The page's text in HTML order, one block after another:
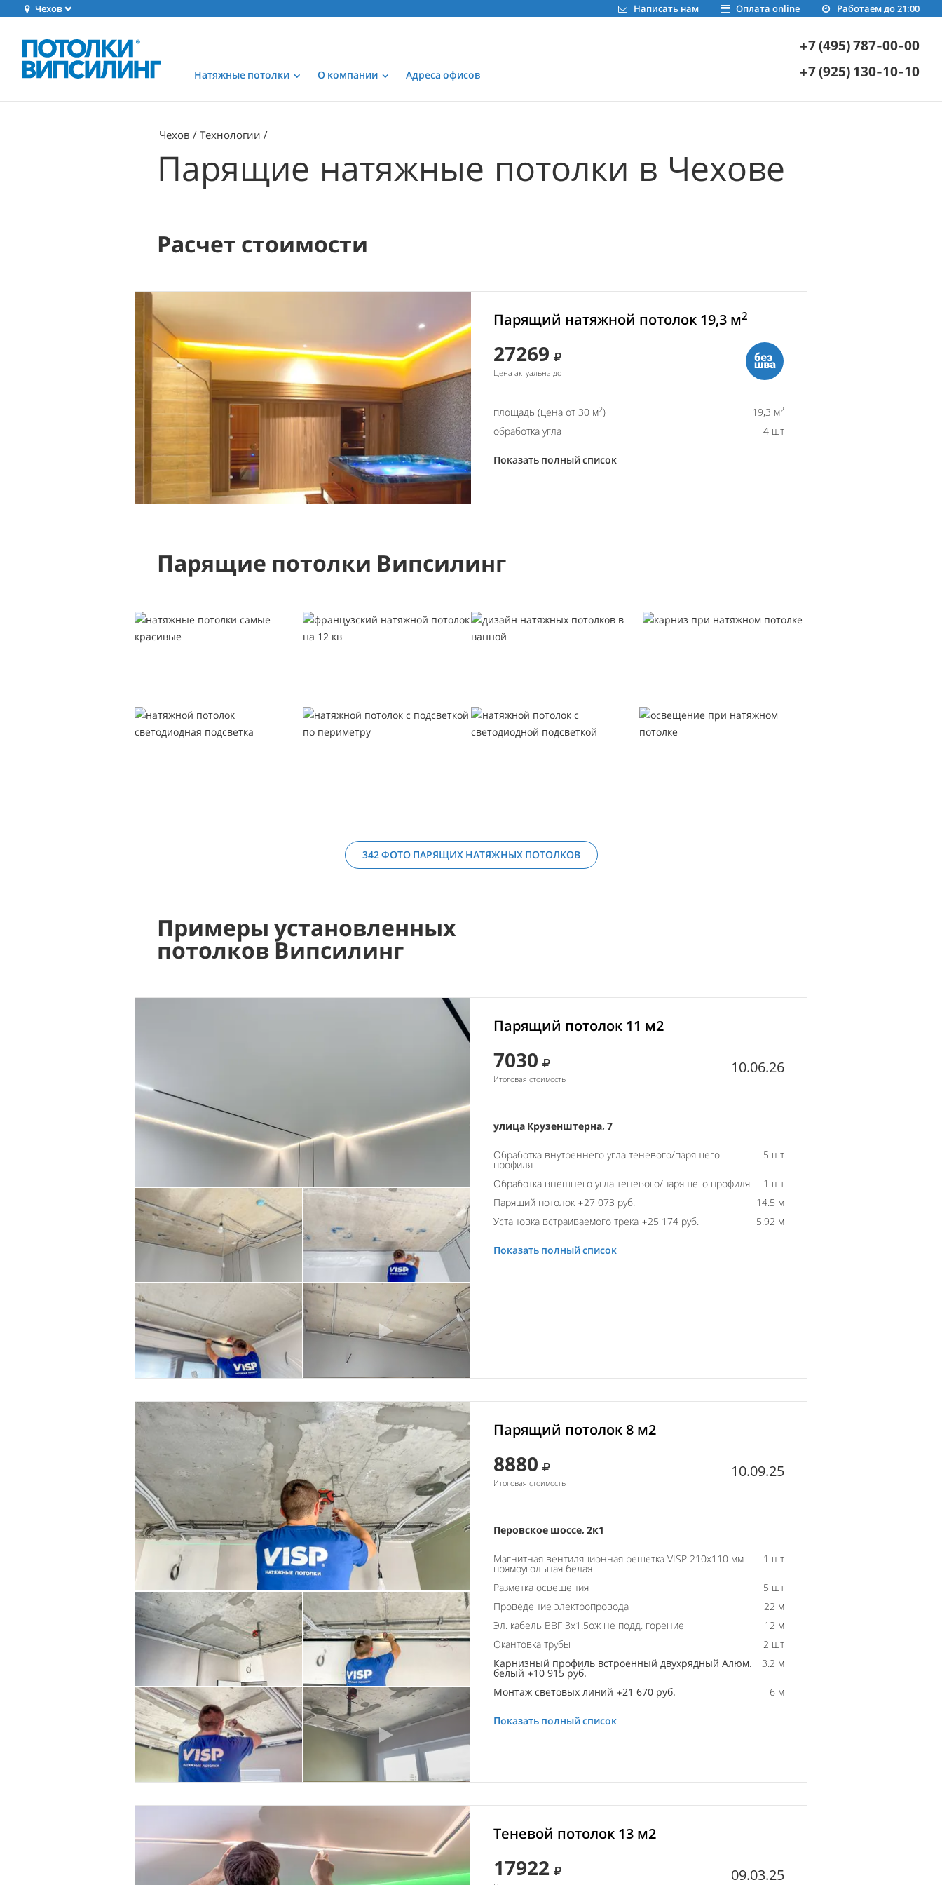
Чехов Работаем до 21:00
Оплата online
Написать нам
Натяжные потолки О компании Адреса офисов
+7 (495) 787-00-00
+7 (925) 130-10-10
Чехов Технологии
Парящие натяжные потолки в Чехове
Расчет стоимости
Парящий натяжной потолок 19,3 м2
27269
Цена актуальна до
площадь (цена от 30 м2) 19,3 м2
обработка угла 4 шт
Показать полный список
Парящие потолки Випсилинг
342 ФОТО ПАРЯЩИХ НАТЯЖНЫХ ПОТОЛКОВ
Примеры установленных
потолков Випсилинг
Парящий потолок 11 м2
7030
Итоговая стоимость
10.06.26
улица Крузенштерна, 7
Обработка внутреннего угла теневого/парящего
профиля
5 шт
Обработка внешнего угла теневого/парящего профиля
1 шт
Парящий потолок +27 073 руб.
14.5 м
Установка встраиваемого трека +25 174 руб.
5.92 м
Показать полный список
Парящий потолок 8 м2
8880
Итоговая стоимость
10.09.25
Перовское шоссе, 2к1
Магнитная вентиляционная решетка VISP 210x110 мм
прямоугольная белая
1 шт
Разметка освещения
5 шт
Проведение электропровода
22 м
Эл. кабель ВВГ 3х1.5ож не подд. горение
12 м
Окантовка трубы
2 шт
Карнизный профиль встроенный двухрядный Алюм.
белый +10 915 руб.
3.2 м
Монтаж световых линий +21 670 руб. 6 м
Показать полный список
Теневой потолок 13 м2
17922 09.03.25